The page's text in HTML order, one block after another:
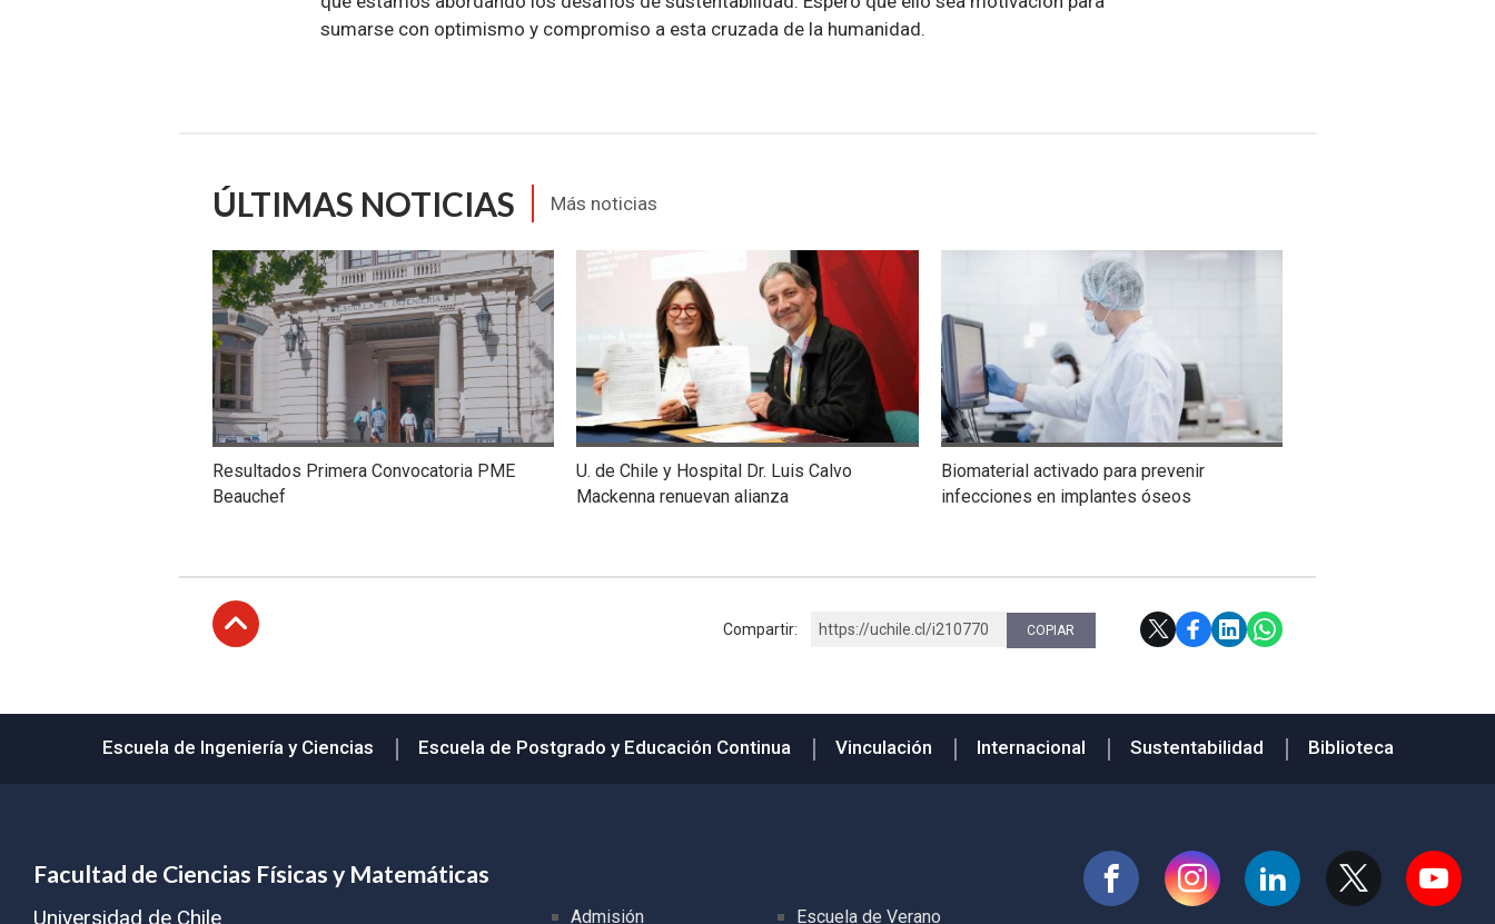
sumarse con optimismo y compromiso a esta cruzada de la humanidad.
ÚLTIMAS NOTICIAS Más noticias
Resultados Primera Convocatoria PME
Beauchef
U. de Chile y Hospital Dr. Luis Calvo
Mackenna renuevan alianza
Biomaterial activado para prevenir
infecciones en implantes óseos
Compartir: https://uchile.cl/i210770 COPIAR
Escuela de Ingeniería y Ciencias Escuela de Postgrado y Educación Continua Vinculación Internacional Sustentabilidad Biblioteca
Facultad de Ciencias Físicas y Matemáticas
Universidad de Chile Admisión Escuela de Verano